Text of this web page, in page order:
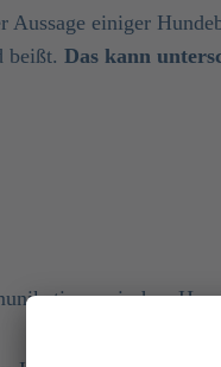
Aussage einiger
beißt. Das kann
zwischen